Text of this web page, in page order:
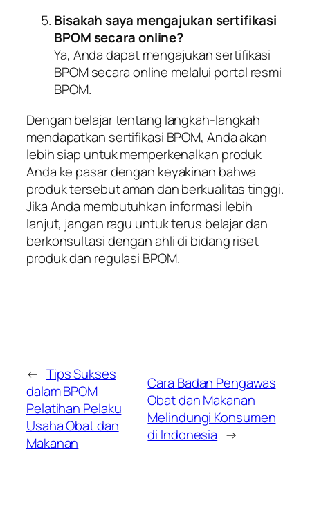
Bisakah saya mengajukan sertifikasi
BPOM secara online?
Ya, Anda dapat mengajukan sertifikasi
BPOM secara online melalui portal resmi
BPOM.
Dengan belajar tentang langkah-langkah
mendapatkan sertifikasi BPOM, Anda akan
lebih siap untuk memperkenalkan produk
Anda ke pasar dengan keyakinan bahwa
produk tersebut aman dan berkualitas tinggi.
Jika Anda membutuhkan informasi lebih
lanjut, jangan ragu untuk terus belajar dan
berkonsultasi dengan ahli di bidang riset
produk dan regulasi BPOM.
← Tips Sukses
dalam BPOM
Pelatihan Pelaku
Usaha Obat dan
Makanan
Cara Badan Pengawas
Obat dan Makanan
Melindungi Konsumen
di Indonesia →